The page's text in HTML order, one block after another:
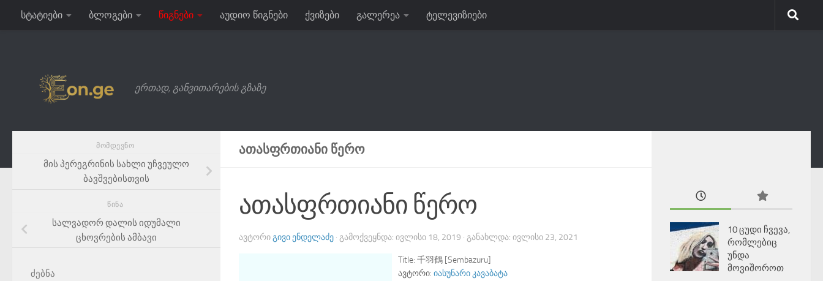
Skip to content
სტატიები ბლოგები წიგნები აუდიო წიგნები ქვიზები გალერეა ტელევიზიები
ერთად, განვითარების გზაზე
ᲐᲗᲐᲡᲤᲠᲗᲘᲐᲜᲘ ᲬᲔᲠᲝ
ათასფრთიანი წერო
ᲐᲕᲢᲝᲠᲘᲒᲘᲕᲘ ᲔᲜᲓᲔᲚᲐᲫᲔ · ᲒᲐᲛᲝᲥᲕᲔᲧᲜᲓᲐ: ᲘᲕᲚᲘᲡᲘ 18, 2019 · ᲒᲐᲜᲐᲮᲚᲓᲐ: ᲘᲕᲚᲘᲡᲘ 23, 2021
Title: 千羽鶴 [Sembazuru]
ავტორი: იასუნარი კავაბატა
ᲛᲝᲛᲓᲔᲕᲜᲝ
მის პერეგრინის სახლი უჩვეულო
ბავშვებისთვის
ᲬᲘᲜᲐ
სალვადორ დალის იდუმალი
ცხოვრების ამბავი
ძებნა
10 ცუდი ჩვევა,
რომლებიც
უნდა
მოვიშოროთ